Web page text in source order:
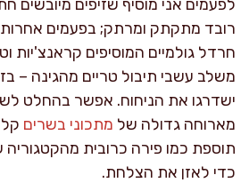
לפעמים אני מוסיף שזיפים מיובשים
רובד מתקתק ומרתק; בפעמים אחרות
חרדל גולמיים המוסיפים קראנצ'יות
משלב עשבי תיבול טריים מהגינה –
ישדרגו את הניחוח. אפשר בהחלט
מארוחה גדולה של מתכוני בשרים
תוספת כמו פירה כרובית מהקטגוריה
כדי לאזן את הצלחת.